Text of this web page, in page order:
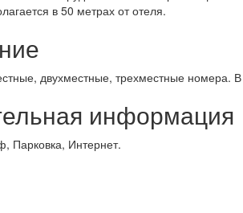
в 50 метрах от отеля.
двухместные, трехместные номера.
информация
Парковка, Интернет.